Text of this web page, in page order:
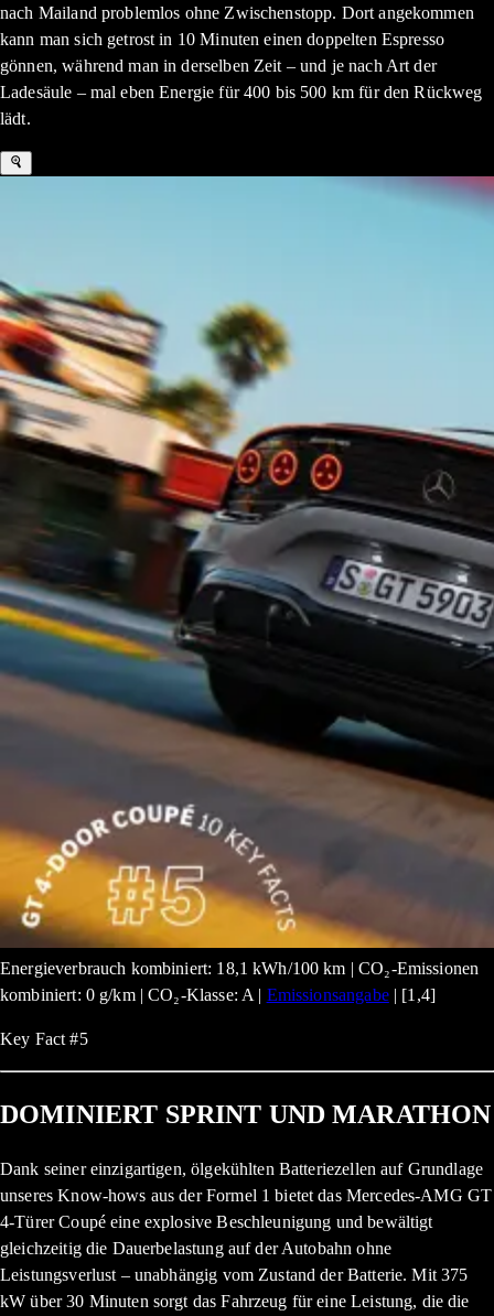
nach Mailand problemlos ohne Zwischenstopp. Dort angekommen
kann man sich getrost in 10 Minuten einen doppelten Espresso
gönnen, während man in derselben Zeit – und je nach Art der
Ladesäule – mal eben Energie für 400 bis 500 km für den Rückweg
lädt.
Energieverbrauch kombiniert: 18,1 kWh/100 km | CO₂-Emissionen
kombiniert: 0 g/km | CO₂-Klasse: A | Emissionsangabe| [1,4]
Key Fact #5
DOMINIERT SPRINT UND MARATHON
Dank seiner einzigartigen, ölgekühlten Batteriezellen auf Grundlage
unseres Know-hows aus der Formel 1 bietet das Mercedes-AMG GT
4-Türer Coupé eine explosive Beschleunigung und bewältigt
gleichzeitig die Dauerbelastung auf der Autobahn ohne
Leistungsverlust – unabhängig vom Zustand der Batterie. Mit 375
kW über 30 Minuten sorgt das Fahrzeug für eine Leistung, die die